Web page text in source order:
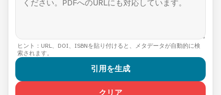
ヒント：URL、DOI、ISBNを貼り付けると、メタデータが自動的に検
索されます。
引用を生成
クリア